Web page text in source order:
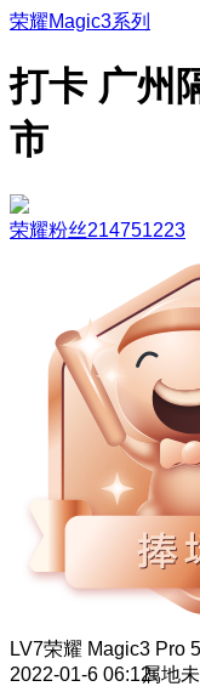
荣耀Magic3系列
打卡 广州
市
荣耀粉丝214751223
LV7荣耀 Magic3 Pro
2022-01-6 06:12属地